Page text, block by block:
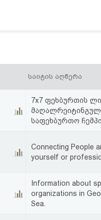
საიტის აღწერა
7x7 ფეხბურთის
საფეხბურთო
Connecting People
yourself or
Information about
organizations in
Sea.